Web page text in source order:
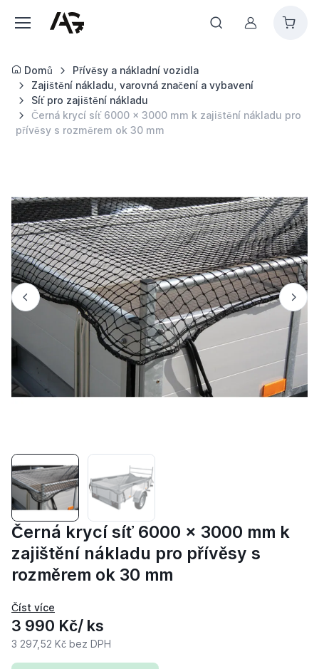
Můj účet
Domů
Přívěsy a nákladní vozidla
Zajištění nákladu, varovná značení a vybavení
Síť pro zajištění nákladu
Černá krycí síť 6000 x 3000 mm k zajištění nákladu pro
přívěsy s rozměrem ok 30 mm
Černá krycí síť 6000 x 3000 mm k
zajištění nákladu pro přívěsy s
rozměrem ok 30 mm
3 990 Kč/ ks
3 297,52 Kč bez DPH